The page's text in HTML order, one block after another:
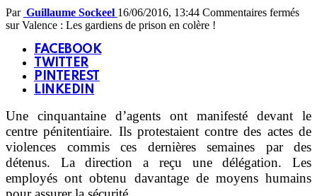
Par Guillaume Sockeel 16/06/2016, 13:44 Commentaires fermés
sur Valence : Les gardiens de prison en colère !
FACEBOOK
TWITTER
PINTEREST
LINKEDIN
Une cinquantaine d’agents ont manifesté devant le
centre pénitentiaire. Ils protestaient contre des actes de
violences commis ces dernières semaines par des
détenus. La direction a reçu une délégation. Les
employés ont obtenu davantage de moyens humains